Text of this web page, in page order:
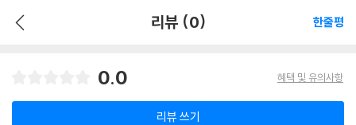
리뷰 (0) 한줄평
0.0 혜택 및 유의사항
리뷰 쓰기